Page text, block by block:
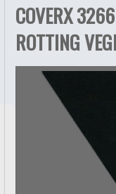
COVERX
ROTTING